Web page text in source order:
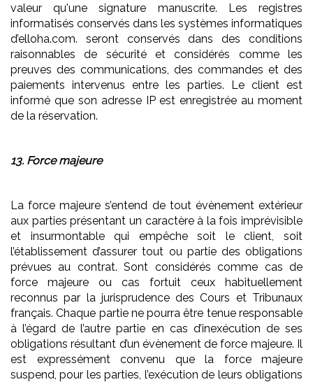
valeur qu'une signature manuscrite. Les registres
informatisés conservés dans les systèmes informatiques
d’elloha.com. seront conservés dans des conditions
raisonnables de sécurité et considérés comme les
preuves des communications, des commandes et des
paiements intervenus entre les parties. Le client est
informé que son adresse IP est enregistrée au moment
de la réservation.
13. Force majeure
La force majeure s’entend de tout évènement extérieur
aux parties présentant un caractère à la fois imprévisible
et insurmontable qui empêche soit le client, soit
l’établissement d’assurer tout ou partie des obligations
prévues au contrat. Sont considérés comme cas de
force majeure ou cas fortuit ceux habituellement
reconnus par la jurisprudence des Cours et Tribunaux
français. Chaque partie ne pourra être tenue responsable
à l’égard de l’autre partie en cas d’inexécution de ses
obligations résultant d’un évènement de force majeure. Il
est expressément convenu que la force majeure
suspend, pour les parties, l’exécution de leurs obligations